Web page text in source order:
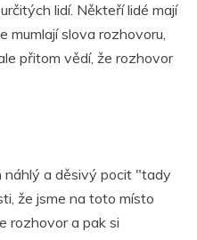
lidí. Někteří lidé mají
mumlají slova rozhovoru,
přitom vědí, že rozhovor
náhlý a děsivý pocit "tady
že jsme na toto místo
rozhovor a pak si